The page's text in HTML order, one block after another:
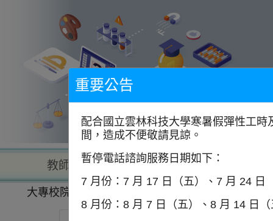
教師查詢 學校查詢
大專校院一覽表
重要公告
配合國立雲林科技大學寒暑假彈性工
間，造成不便敬請見諒。
暫停電話諮詢服務日期如下：
7 月份：7 月 17 日（五）、7 月 24 日
8 月份：8 月 7 日（五）、8 月 14 日（